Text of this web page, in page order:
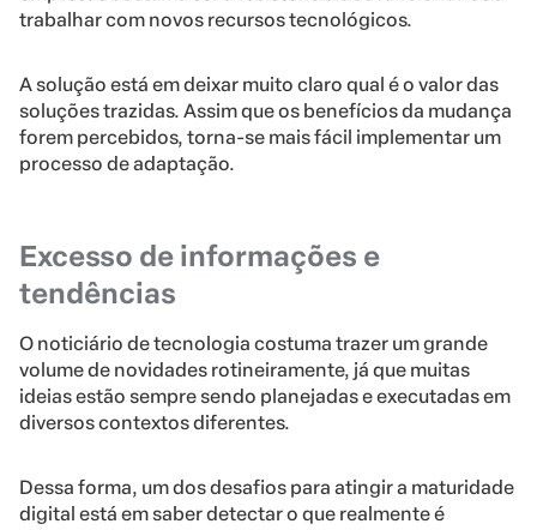
trabalhar com novos recursos tecnológicos.
A solução está em deixar muito claro qual é o valor das
soluções trazidas. Assim que os benefícios da mudança
forem percebidos, torna-se mais fácil implementar um
processo de adaptação.
Excesso de informações e
tendências
O noticiário de tecnologia costuma trazer um grande
volume de novidades rotineiramente, já que muitas
ideias estão sempre sendo planejadas e executadas em
diversos contextos diferentes.
Dessa forma, um dos desafios para atingir a maturidade
digital está em saber detectar o que realmente é